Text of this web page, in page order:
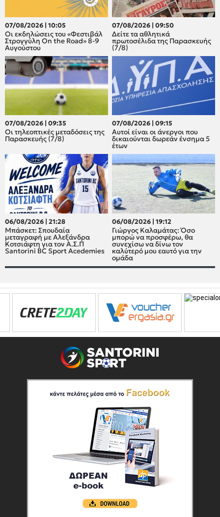
07/08/2026 | 10:05
Οι εκδηλώσεις του «Φεστιβάλ
Στρογγύλη On the Road» 8-9
Αυγούστου
07/08/2026 | 09:50
Δείτε τα αθλητικά
πρωτοσέλιδα της Παρασκευής
(7/8)
07/08/2026 | 09:35
Οι τηλεοπτικές μεταδόσεις της
Παρασκευής (7/8)
07/08/2026 | 09:15
Αυτοί είναι οι άνεργοι που
δικαιούνται δωρεάν ένσημα 5
έτων
06/08/2026 | 21:28
Μπάσκετ: Σπουδαία
μεταγραφή με Αλεξάνδρα
Κοτσιάφτη για τον A.Σ.Π
Santorini BC Sport Acedemies
06/08/2026 | 19:12
Γιώργος Καλαμάτας: Όσο
μπορώ να προσφέρω, θα
συνεχίσω να δίνω τον
καλύτερό μου εαυτό για την
ομάδα